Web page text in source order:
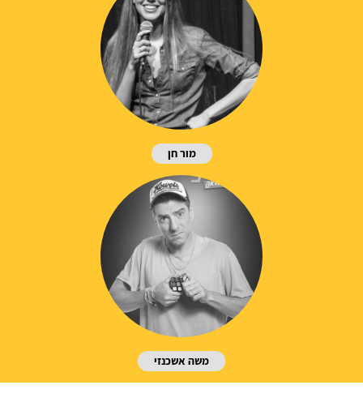
מור חן
משה אשכנזי